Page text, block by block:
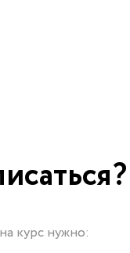
курс нужно: